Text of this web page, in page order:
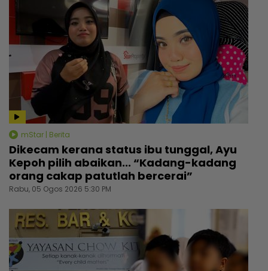
mStar | Berita
Dikecam kerana status ibu tunggal, Ayu
Kepoh pilih abaikan... “Kadang-kadang
orang cakap patutlah bercerai”
Rabu, 05 Ogos 2026 5:30 PM